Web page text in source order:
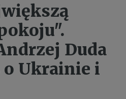
Duda
o Ukrainie i